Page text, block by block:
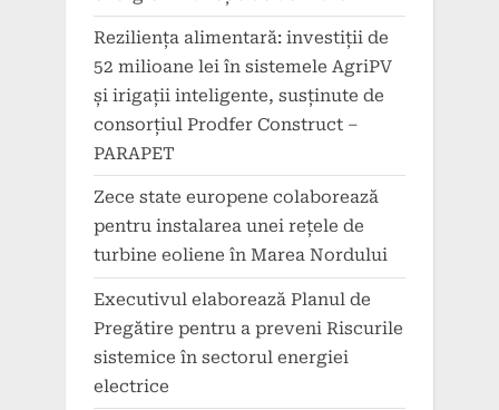
Reziliența alimentară: investiții de
52 milioane lei în sistemele AgriPV
și irigații inteligente, susținute de
consorțiul Prodfer Construct –
PARAPET
Zece state europene colaborează
pentru instalarea unei rețele de
turbine eoliene în Marea Nordului
Executivul elaborează Planul de
Pregătire pentru a preveni Riscurile
sistemice în sectorul energiei
electrice